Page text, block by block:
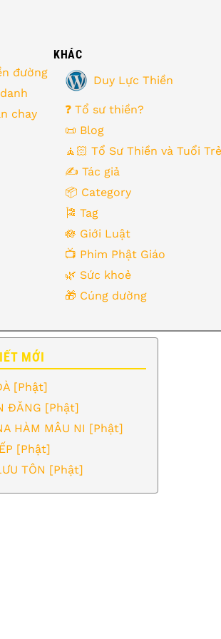
đường
chay
KHÁC
Duy Lực Thiền
❓ Tổ sư thiền?
📜 Blog
🧘🏻 Tổ Sư Thiền và Tuổi Trẻ
✍️ Tác giả
📦 Category
🎏 Tag
🪷 Giới Luật
📺 Phim Phật Giáo
🌿️ Sức khoẻ
🎁️ Cúng dường
MỚI
[Phật]
ĐĂNG [Phật]
HÀM MÂU NI [Phật]
[Phật]
TÔN [Phật]